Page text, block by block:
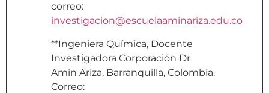
correo:
investigacion@escuelaaminariza.edu.co
**Ingeniera Química, Docente
Investigadora Corporación Dr
Amin Ariza, Barranquilla, Colombia.
Correo: